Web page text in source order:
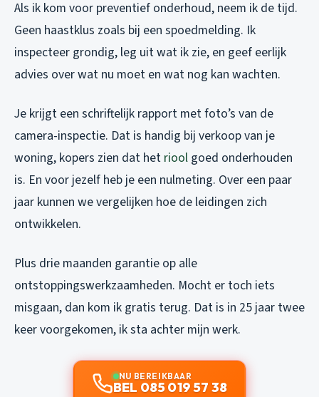
Als ik kom voor preventief onderhoud, neem ik de tijd.
Geen haastklus zoals bij een spoedmelding. Ik
inspecteer grondig, leg uit wat ik zie, en geef eerlijk
advies over wat nu moet en wat nog kan wachten.
Je krijgt een schriftelijk rapport met foto’s van de
camera-inspectie. Dat is handig bij verkoop van je
woning, kopers zien dat het riool goed onderhouden
is. En voor jezelf heb je een nulmeting. Over een paar
jaar kunnen we vergelijken hoe de leidingen zich
ontwikkelen.
Plus drie maanden garantie op alle
ontstoppingswerkzaamheden. Mocht er toch iets
misgaan, dan kom ik gratis terug. Dat is in 25 jaar twee
keer voorgekomen, ik sta achter mijn werk.
NU BEREIKBAAR
BEL 085 019 57 38